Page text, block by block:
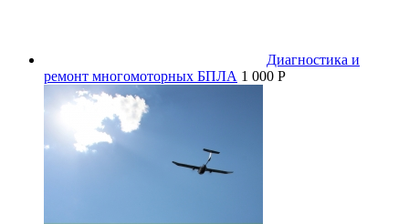
Диагностика и
ремонт многомоторных БПЛА 1 000 P